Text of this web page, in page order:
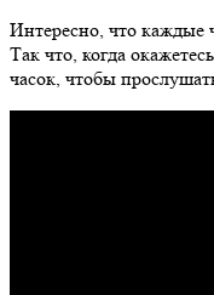
Интересно, что каждые
Так что, когда
часок, чтобы